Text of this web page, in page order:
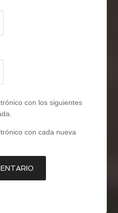
con los siguientes
con cada nueva